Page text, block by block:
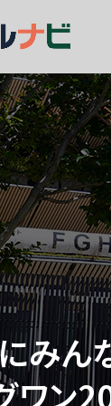
みん
ワン